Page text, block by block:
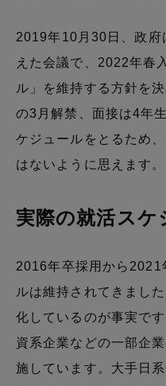
2019年10月30日、政府
えた会議で、2022年春
ル」を維持する方針を
の3月解禁、面接は4年
ケジュールをとるため
はないように思えます。
実際の就活スケ
2016年卒採用から2021
ルは維持されてきまし
化しているのが事実で
資系企業などの一部企
施しています。大手日